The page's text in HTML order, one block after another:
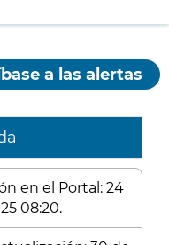
a las alertas
en el Portal: 24
08:20.